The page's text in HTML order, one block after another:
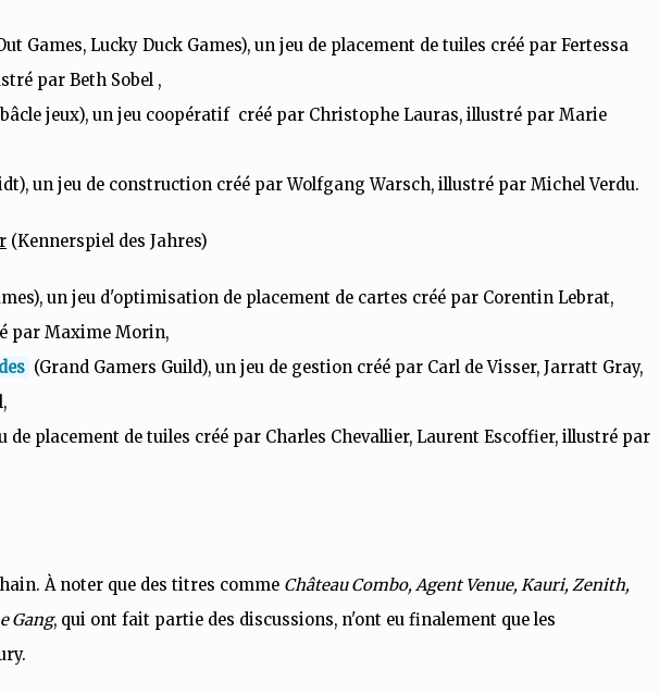
Games, Lucky Duck Games), un jeu de placement de tuiles créé par Fertessa
par Beth Sobel ,
jeux), un jeu coopératif créé par Christophe Lauras, illustré par Marie
un jeu de construction créé par Wolfgang Warsch, illustré par Michel Verdu.
(Kennerspiel des Jahres)
un jeu d'optimisation de placement de cartes créé par Corentin Lebrat,
par Maxime Morin,
(Grand Gamers Guild), un jeu de gestion créé par Carl de Visser, Jarratt Gray,
de placement de tuiles créé par Charles Chevallier, Laurent Escoffier, illustré par
À noter que des titres comme Château Combo, Agent Venue, Kauri, Zenith,
Gang, qui ont fait partie des discussions, n'ont eu finalement que les